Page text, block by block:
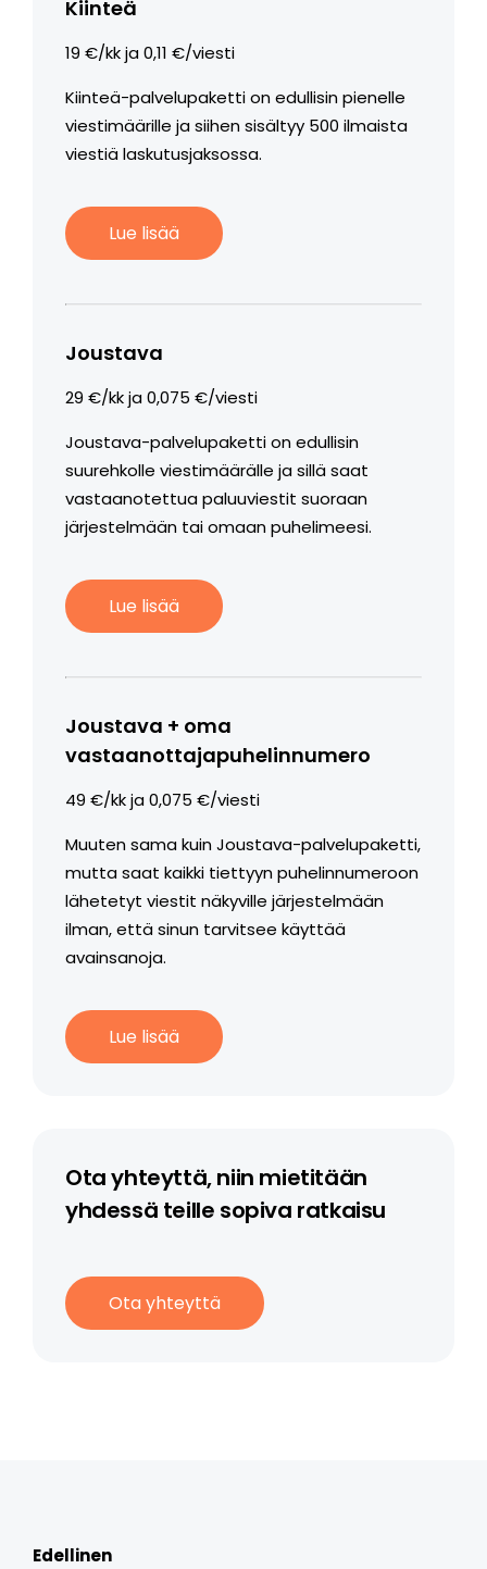
Kiinteä
19 €/kk ja 0,11 €/viesti
Kiinteä-palvelupaketti on edullisin pienelle
viestimäärille ja siihen sisältyy 500 ilmaista
viestiä laskutusjaksossa.
Lue lisää
Joustava
29 €/kk ja 0,075 €/viesti
Joustava-palvelupaketti on edullisin
suurehkolle viestimäärälle ja sillä saat
vastaanotettua paluuviestit suoraan
järjestelmään tai omaan puhelimeesi.
Lue lisää
Joustava + oma
vastaanottajapuhelinnumero
49 €/kk ja 0,075 €/viesti
Muuten sama kuin Joustava-palvelupaketti,
mutta saat kaikki tiettyyn puhelinnumeroon
lähetetyt viestit näkyville järjestelmään
ilman, että sinun tarvitsee käyttää
avainsanoja.
Lue lisää
Ota yhteyttä, niin mietitään
yhdessä teille sopiva ratkaisu
Ota yhteyttä
Edellinen